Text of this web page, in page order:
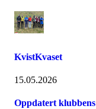
KvistKvaset
15.05.2026
Oppdatert